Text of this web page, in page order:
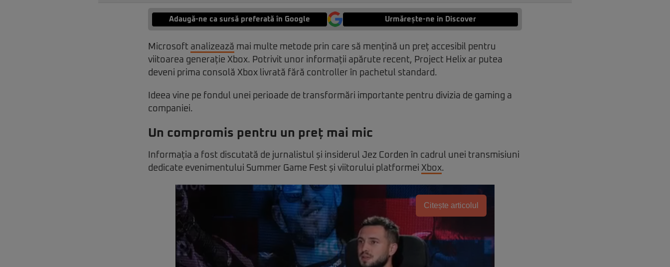
Adaugă-ne ca sursă preferată în Google Urmărește-ne in Discover
Microsoft analizează mai multe metode prin care să mențină un preț accesibil pentru
viitoarea generație Xbox. Potrivit unor informații apărute recent, Project Helix ar putea
deveni prima consolă Xbox livrată fără controller în pachetul standard.
Ideea vine pe fondul unei perioade de transformări importante pentru divizia de gaming a
companiei.
Un compromis pentru un preț mai mic
Informația a fost discutată de jurnalistul și insiderul Jez Corden în cadrul unei transmisiuni
dedicate evenimentului Summer Game Fest și viitorului platformei Xbox.
Citește articolul